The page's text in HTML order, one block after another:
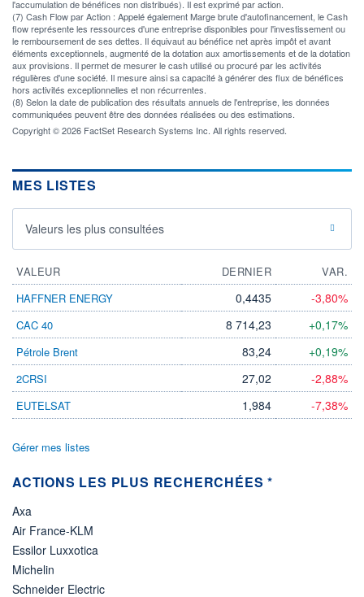
l'accumulation de bénéfices non distribués). Il est exprimé par action.
(7) Cash Flow par Action : Appelé également Marge brute d'autofinancement, le Cash
flow représente les ressources d'une entreprise disponibles pour l'investissement ou
le remboursement de ses dettes. Il équivaut au bénéfice net après impôt et avant
éléments exceptionnels, augmenté de la dotation aux amortissements et de la dotation
aux provisions. Il permet de mesurer le cash utilisé ou procuré par les activités
régulières d'une société. Il mesure ainsi sa capacité à générer des flux de bénéfices
hors activités exceptionnelles et non récurrentes.
(8) Selon la date de publication des résultats annuels de l'entreprise, les données
communiquées peuvent être des données réalisées ou des estimations.
Copyright © 2026 FactSet Research Systems Inc. All rights reserved.
MES LISTES
Valeurs les plus consultées
VALEUR DERNIER
VAR.
HAFFNER ENERGY
0,4435 -3,80%
CAC 40 8 714,23 +0,17%
Pétrole Brent 83,24 +0,19%
2CRSI 27,02 -2,88%
EUTELSAT 1,984 -7,38%
Gérer mes listes
ACTIONS LES PLUS RECHERCHÉES *
Axa
Air France-KLM
Essilor Luxxotica
Michelin
Schneider Electric